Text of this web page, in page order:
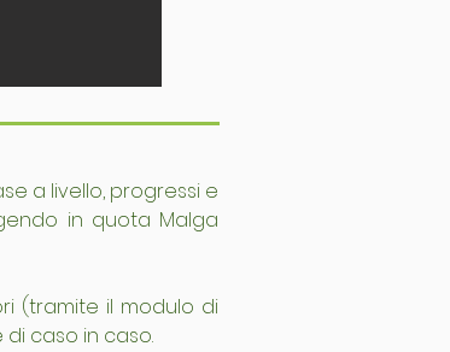
a livello, progressi e
in quota Malga
(tramite il modulo di
caso in caso.